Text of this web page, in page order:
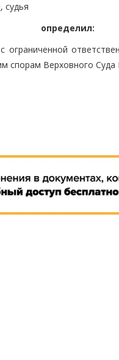
, судья
определил:
спорам Верховного